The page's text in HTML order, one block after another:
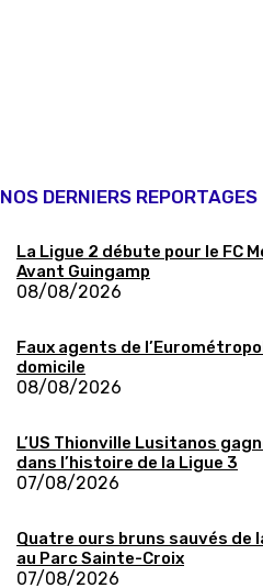
NOS DERNIERS REPORTAGES
La Ligue 2 débute pour le FC
Avant Guingamp
08/08/2026
Faux agents de
domicile
08/08/2026
L’US Thionville Lusitanos
dans l’histoire de la Ligue 3
07/08/2026
Quatre ours bruns sauvés
au Parc Sainte-Croix
07/08/2026